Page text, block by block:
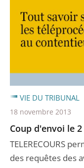
Coup d'envoi le
TELERECOURS
des requêtes des
VIE DU TRIBUNAL
18 novembre 2013